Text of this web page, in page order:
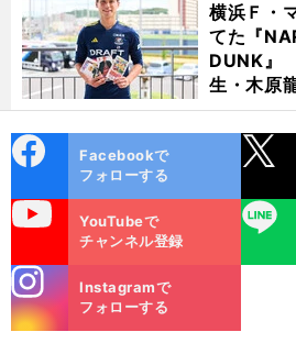
横浜Ｆ・
てた『
DUNK』
生・木原
った
ok
Facebookで
フォローする
YouTubeで
チャンネル登録
LINE
m
Instagramで
フォローする